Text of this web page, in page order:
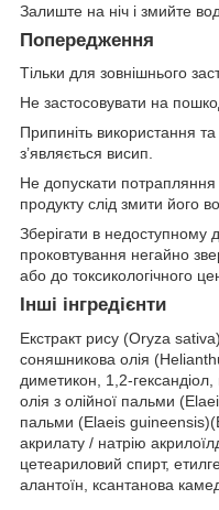
Залиште на ніч і змийте
Попередження
Тільки для зовнішнього
Не застосовувати на
Припиніть використання
з’являється висип.
Не допускати
продукту слід змити його
Зберігати в недоступному
проковтування негайно
або до токсикологічного
Інші інгредієнти
Екстракт рису (Oryza
соняшникова олія
диметикон, 1,2-гександіол,
олія з олійної пальми
пальми (Elaeis
акрилату / натрію
цетеариловий спирт,
алантоїн, ксантанова